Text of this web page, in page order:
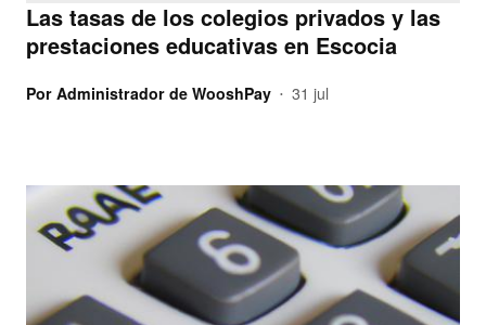
Las tasas de los colegios privados y las
prestaciones educativas en Escocia
Por Administrador de WooshPay • 31 jul